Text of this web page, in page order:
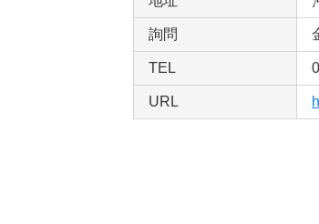
詢問
TEL
URL